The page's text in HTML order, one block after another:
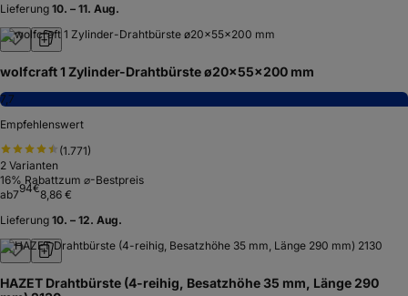
Lieferung 10. – 11. Aug.
wolfcraft 1 Zylinder-Drahtbürste ø20x55x200 mm
7,7
Empfehlenswert
(1.771)
2 Varianten
16% Rabattzum ⌀-Bestpreis
ab794€8,86 €
Lieferung 10. – 12. Aug.
HAZET Drahtbürste (4-reihig, Besatzhöhe 35 mm, Länge 290